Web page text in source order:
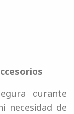
durante
necesidad de